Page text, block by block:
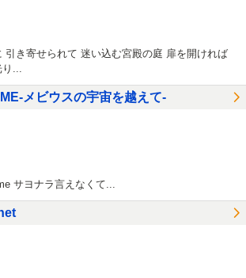
引き寄せられて 迷い込む宮殿の庭 扉を開ければ
...
メビウスの宇宙を越えて-
サヨナラ言えなくて...